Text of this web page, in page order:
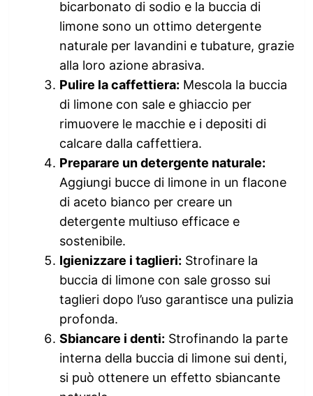
bicarbonato di sodio e la buccia di
limone sono un ottimo detergente
naturale per lavandini e tubature, grazie
alla loro azione abrasiva.
Pulire la caffettiera: Mescola la buccia
di limone con sale e ghiaccio per
rimuovere le macchie e i depositi di
calcare dalla caffettiera.
Preparare un detergente naturale:
Aggiungi bucce di limone in un flacone
di aceto bianco per creare un
detergente multiuso efficace e
sostenibile.
Igienizzare i taglieri: Strofinare la
buccia di limone con sale grosso sui
taglieri dopo l’uso garantisce una pulizia
profonda.
Sbiancare i denti: Strofinando la parte
interna della buccia di limone sui denti,
si può ottenere un effetto sbiancante